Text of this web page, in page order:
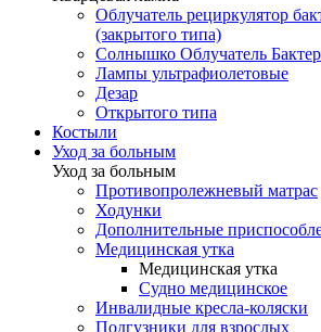
Облучатель рециркулятор
(закрытого типа)
Солнышко Облучатель
Лампы ультрафиолетовые
Дезар
Открытого типа
Костыли
Уход за больным
Уход за больным
Противопролежневый матрас
Ходунки
Дополнительные
Медицинская утка
Медицинская утка
Судно медицинское
Инвалидные кресла-коляски
Подгузники для взрослых